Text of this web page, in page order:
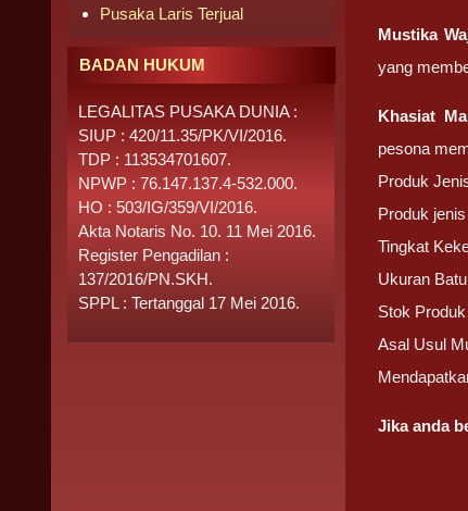
Mustika
yang
Khasiat
pesona
Produk
Produk
Tingkat
Ukuran
Stok
Asal Usul
Jika anda
Pusaka Laris Terjual
BADAN HUKUM
LEGALITAS PUSAKA DUNIA :
SIUP : 420/11.35/PK/VI/2016.
TDP : 113534701607.
NPWP : 76.147.137.4-532.000.
HO : 503/IG/359/VI/2016.
Akta Notaris No. 10. 11 Mei 2016.
Register Pengadilan :
137/2016/PN.SKH.
SPPL : Tertanggal 17 Mei 2016.